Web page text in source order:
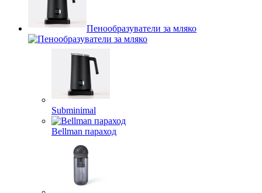
Пенообразуватели за мляко
Subminimal
Bellman параход